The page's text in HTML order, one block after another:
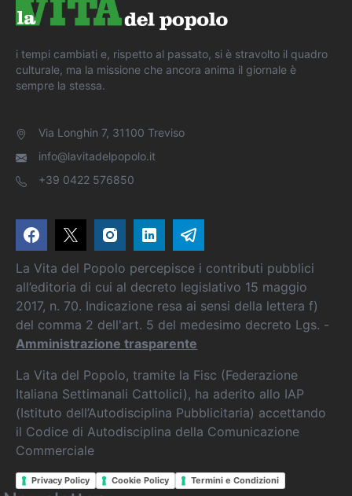
i tempi cambiati e, rispetto al passato, si è stravolto il quadro
culturale, ma la missione che ancora anima il giornale è
sempre la stessa.
Via Longhin 7, 31100 Treviso
info@lavitadelpopolo.it
+39 0422 576850
La Vita del Popolo percepisce i contributi pubblici
all’editoria di cui al decreto legislativo 15 maggio
2017, n. 70. Indicazione resa ai sensi della lettera f)
del comma 2 dell'art. 5 del medesimo decreto Lgs. -
Amministrazione trasparente
La Vita del Popolo, tramite la Fisc (Federazione
Italiana Settimanali Cattolici), ha aderito allo IAP
(Istituto dell’Autodisciplina Pubblicitaria) accettando
il Codice di Autodisciplina della Comunicazione
Commerciale
Privacy Policy Cookie Policy Termini e Condizioni